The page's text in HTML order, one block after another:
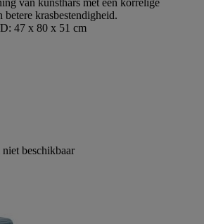
van kunsthars met een korrelige
betere krasbestendigheid.
47 x 80 x 51 cm
beschikbaar